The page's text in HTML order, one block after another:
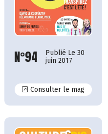
N°94
Publié Le 30
juin 2017
Consulter le magN°94